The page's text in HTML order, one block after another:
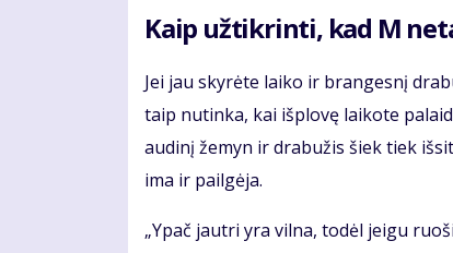
Kaip užtikrinti, kad M
Jei jau skyrėte laiko ir brangesnį
taip nutinka, kai išplovę laikote
audinį žemyn ir drabužis šiek tiek
ima ir pailgėja.
„Ypač jautri yra vilna, todėl jeigu